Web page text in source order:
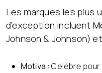
Les marques les plus
d’exception incluent
Johnson & Johnson) et
Motiva : Célèbre